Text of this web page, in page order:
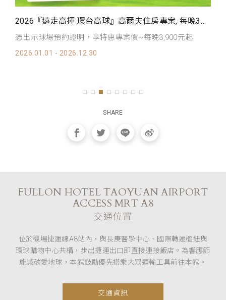
2026『遠走高揮 環台高球』高爾夫住房專案, 每晚3,900元起
憑出示球場預約證明，享特惠專案價~每晚3,900元起
2026.01.01 - 2026.12.30
SHARE
FULLON HOTEL TAOYUAN AIRPORT
ACCESS MRT A8
交通位置
位於機場捷運線A8站內，與長庚醫學中心、國際轉運樞紐與
環球購物中心共構，步出捷運出口即直接連接飯店。為響應節
能減碳愛地球，本館鼓勵優先搭乘大眾運輸工具前往本館。
交通資訊